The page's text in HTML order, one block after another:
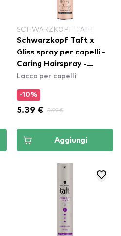
SCHWARZKOPF TAFT
Schwarzkopf Taft x
Gliss spray per capelli -
Caring Hairspray -
Holding Me Strongly
Lacca per capelli
-10%
5.39 € 5.99 €
Aggiungi